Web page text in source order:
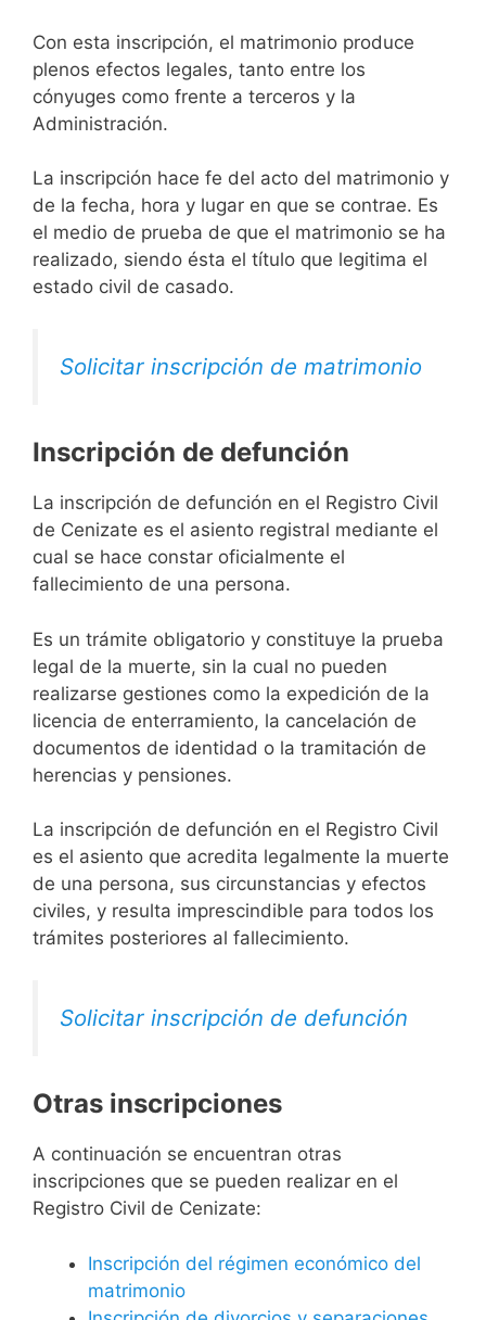
Con esta inscripción, el matrimonio produce
plenos efectos legales, tanto entre los
cónyuges como frente a terceros y la
Administración.
La inscripción hace fe del acto del matrimonio y
de la fecha, hora y lugar en que se contrae. Es
el medio de prueba de que el matrimonio se ha
realizado, siendo ésta el título que legitima el
estado civil de casado.
Solicitar inscripción de matrimonio
Inscripción de defunción
La inscripción de defunción en el Registro Civil
de Cenizate es el asiento registral mediante el
cual se hace constar oficialmente el
fallecimiento de una persona.
Es un trámite obligatorio y constituye la prueba
legal de la muerte, sin la cual no pueden
realizarse gestiones como la expedición de la
licencia de enterramiento, la cancelación de
documentos de identidad o la tramitación de
herencias y pensiones.
La inscripción de defunción en el Registro Civil
es el asiento que acredita legalmente la muerte
de una persona, sus circunstancias y efectos
civiles, y resulta imprescindible para todos los
trámites posteriores al fallecimiento.
Solicitar inscripción de defunción
Otras inscripciones
A continuación se encuentran otras
inscripciones que se pueden realizar en el
Registro Civil de Cenizate:
Inscripción del régimen económico del
matrimonio